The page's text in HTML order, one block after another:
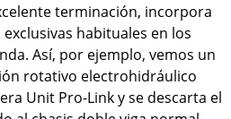
terminación, incorpora
habituales en los
Así, por ejemplo, vemos un
rotativo electrohidráulico
Unit Pro-Link y se descarta el